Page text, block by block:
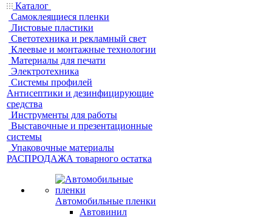
Каталог
Самоклеящиеся пленки
Листовые пластики
Светотехника и рекламный свет
Клеевые и монтажные технологии
Материалы для печати
Электротехника
Системы профилей
Антисептики и дезинфицирующие
средства
Инструменты для работы
Выставочные и презентационные
системы
Упаковочные материалы
РАСПРОДАЖА товарного остатка
Автомобильные пленки
Автовинил